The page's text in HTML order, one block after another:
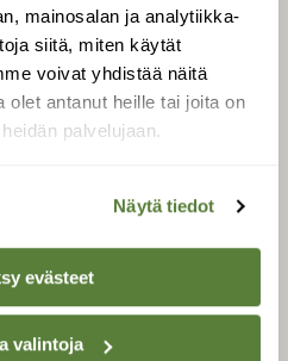
mainosalan ja analytiikka-
siitä, miten käytät
voivat yhdistää näitä
olet antanut heille tai joita on
palvelujaan.
Näytä tiedot
evästeet
valintoja
SUOMEN LUONNON­
SUOJELU­LIITTO
Suomen Luonto -lehden
luonnonsuojelu­liitto.